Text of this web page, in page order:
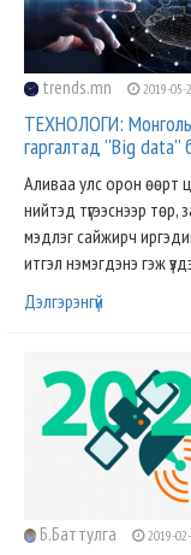
trends.mn 2019-05-
ТЕХНОЛОГИ:
гаргалтад ''Big data''
Аливаа улс орон өөрт
нийтэд түгээснээр
мэдлэг сайжирч
итгэл нэмэгдэнэ гэж
Дэлгэрэнгүй
Б.Баттулга 2019-